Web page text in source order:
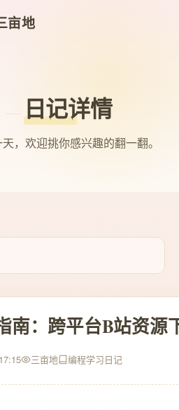
亩地
日记详情
，欢迎挑你感兴趣的翻一翻。
南：跨平台B站资源
三亩地 编程学习日记